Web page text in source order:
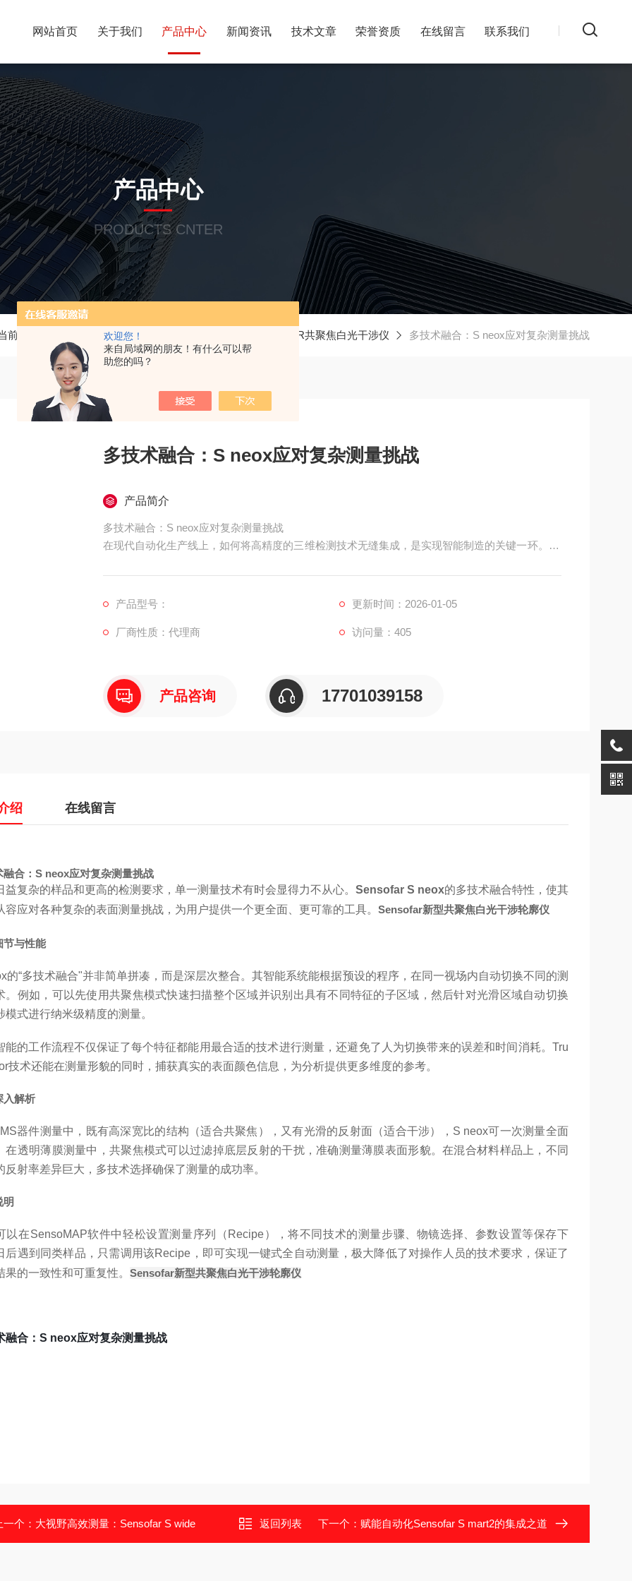
欢迎您！
来自局域网的朋友！有什么可以帮
助您的吗？
网站首页 关于我们 产品中心 新闻资讯 技术文章 荣誉资质 在线留言 联系我们
产品中心
PRODUCTS CNTER
前位置： 产品中心 SENSOFAR共聚焦白光干涉仪 多技术融合：S neox应对复杂测量挑战​
多技术融合：S neox应对复杂测量挑战​
产品简介
多技术融合：S neox应对复杂测量挑战​
在现代自动化生产线上，如何将高精度的三维检测技术无缝集成，是实现智能制造的关键一环。Se
产品型号：
更新时间：2026-01-05
厂商性质：代理商 访问量：405
产品咨询 17701039158
绍 在线留言
融合：S neox应对复杂测量挑战
益复杂的样品和更高的检测要求，单一测量技术有时会显得力不从心。 Sensofar S neox的多技术融合特性，使其
容应对各种复杂的表面测量挑战，为用户提供一个更全面、更可靠的工具。 Sensofar新型共聚焦白光干涉轮廓仪
节与性能
的“多技术融合"并非简单拼凑，而是深层次整合。其智能系统能根据预设的程序，在同一视场内自动切换不同的测
。例如，可以先使用共聚焦模式快速扫描整个区域并识别出具有不同特征的子区域，然后针对光滑区域自动切换
模式进行纳米级精度的测量。
能的工作流程不仅保证了每个特征都能用最合适的技术进行测量，还避免了人为切换带来的误差和时间消耗。Tru
技术还能在测量形貌的同时，捕获真实的表面颜色信息，为分析提供更多维度的参考。
入解析
器件测量中，既有高深宽比的结构（适合共聚焦），又有光滑的反射面（适合干涉），S neox可一次测量全面
在透明薄膜测量中，共聚焦模式可以过滤掉底层反射的干扰，准确测量薄膜表面形貌。在混合材料样品上，不同
反射率差异巨大，多技术选择确保了测量的成功率。
明
以在SensoMAP软件中轻松设置测量序列（Recipe），将不同技术的测量步骤、物镜选择、参数设置等保存下
后遇到同类样品，只需调用该Recipe，即可实现一键式全自动测量，极大降低了对操作人员的技术要求，保证了
果的一致性和可重复性。 Sensofar新型共聚焦白光干涉轮廓仪
融合：S neox应对复杂测量挑战
一个： 大视野高效测量：Sensofar S wide 返回列表 下一个： 赋能自动化Sensofar S mart2的集成之道​